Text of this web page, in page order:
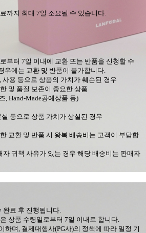
까지 최대 7일 소요될 수 있습니다.
부터 7일 이내에 교환 또는 반품을 신청할 수
우에는 교환 및 반품이 불가합니다
사용 등으로 상품의 가치가 훼손된 경우
및 품질 보존이 중요한 상품
, Hand-Made공예상품 등)
실 등으로 상품 가치가 상실된 경우
교환 및 반품 시 왕복 배송비는 고객이 부담합
자 귀책 사유가 있는 경우 해당 배송비는 판매자
완료 후 진행됩니다
상품 수령일로부터 7일 이내로 합니다
하며 결제대행사(PG사)의 정책에 따라 일정 기